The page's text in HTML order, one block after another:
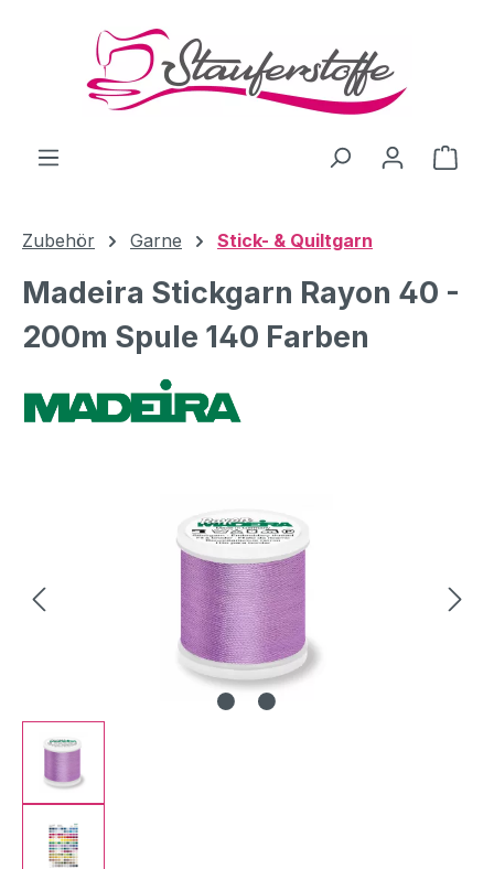
Zum Hauptinhalt springen
Zubehör Garne Stick- & Quiltgarn
Madeira Stickgarn Rayon 40 -
200m Spule 140 Farben